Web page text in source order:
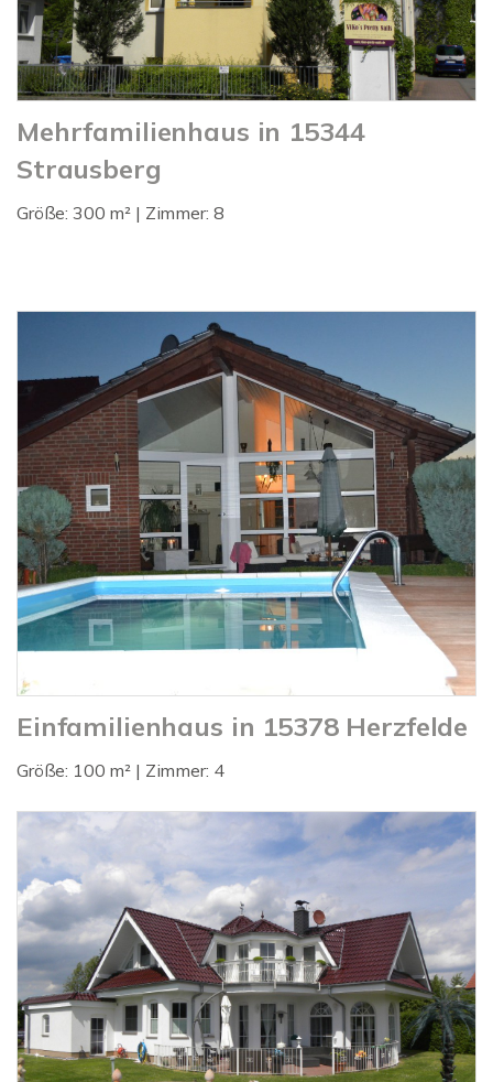
Mehrfamilienhaus in 15344
Strausberg
Größe: 300 m² | Zimmer: 8
Einfamilienhaus in 15378 Herzfelde
Größe: 100 m² | Zimmer: 4